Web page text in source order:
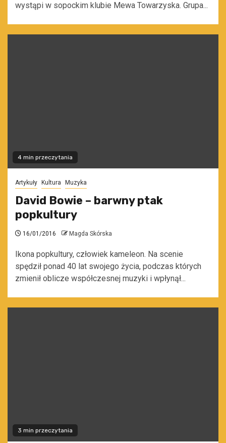
wystąpi w sopockim klubie Mewa Towarzyska. Grupa...
4 min przeczytania
Artykuły Kultura Muzyka
David Bowie – barwny ptak
popkultury
16/01/2016 Magda Skórska
Ikona popkultury, człowiek kameleon. Na scenie
spędził ponad 40 lat swojego życia, podczas których
zmienił oblicze współczesnej muzyki i wpłynął...
3 min przeczytania